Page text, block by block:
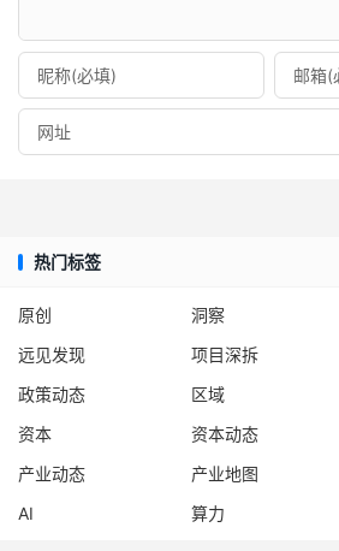
热门标签
原创 洞察
远见发现
项目深拆
政策动态
区域
资本
资本动态
产业动态
产业地图
AI
算力